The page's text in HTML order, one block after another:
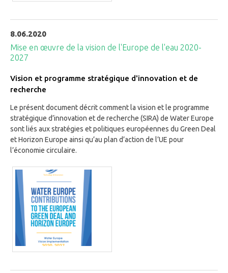
8.06.2020
Mise en œuvre de la vision de l'Europe de l'eau 2020-
2027
Vision et programme stratégique d'innovation et de
recherche
Le présent document décrit comment la vision et le programme
stratégique d’innovation et de recherche (SIRA) de Water Europe
sont liés aux stratégies et politiques européennes du Green Deal
et Horizon Europe ainsi qu’au plan d’action de l’UE pour
l’économie circulaire.